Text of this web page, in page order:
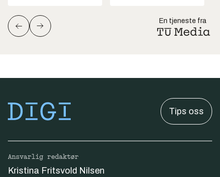
En tjeneste fra
Tips oss
Ansvarlig redaktør
Kristina Fritsvold Nilsen